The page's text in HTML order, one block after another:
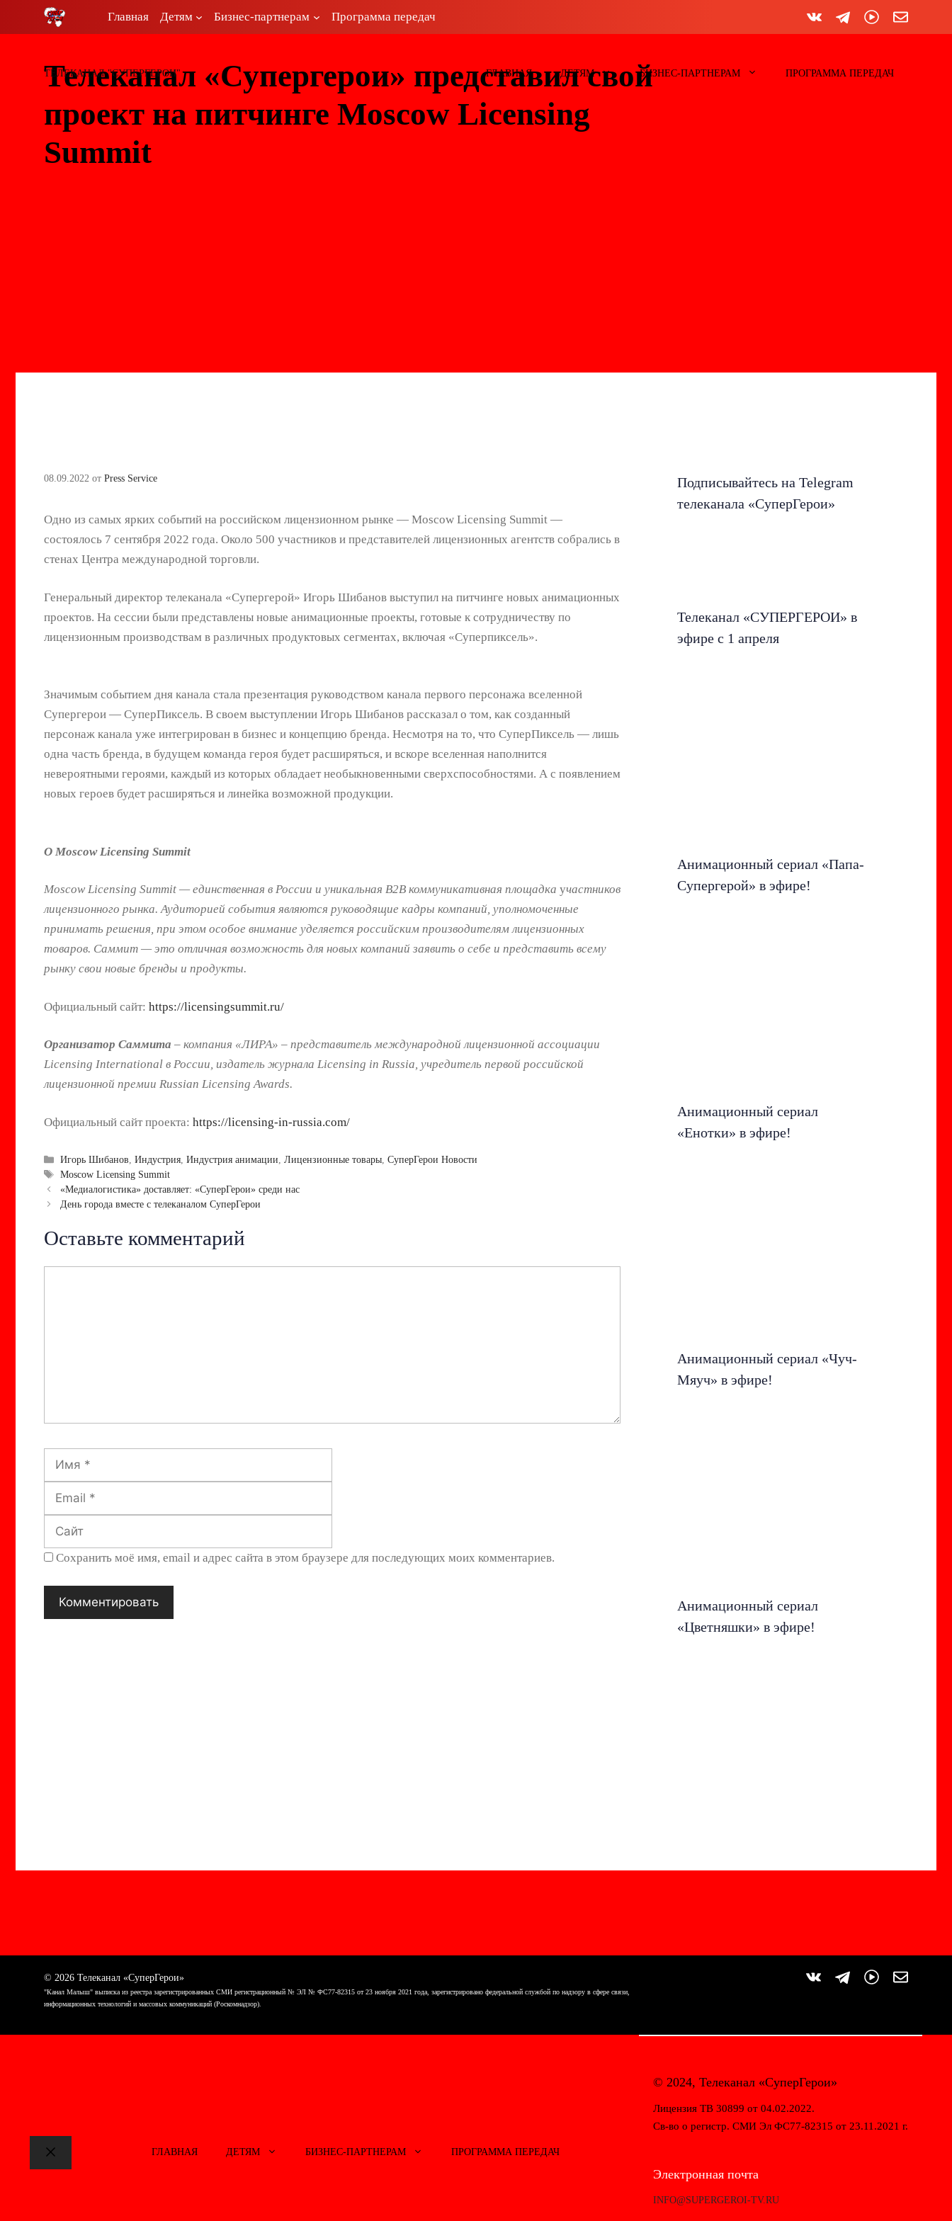
Главная Детям Бизнес-партнерам Программа передач
ТЕЛЕКАНАЛ "СУПЕРГЕРОИ" ГЛАВНАЯ ДЕТЯМ БИЗНЕС-ПАРТНЕРАМ ПРОГРАММА ПЕРЕДАЧ
Телеканал «Супергерои» представил свой
проект на питчинге Moscow Licensing
Summit
08.09.2022 от Press Service
Одно из самых ярких событий на российском лицензионном рынке — Moscow Licensing Summit —
состоялось 7 сентября 2022 года. Около 500 участников и представителей лицензионных агентств собрались в
стенах Центра международной торговли.
Генеральный директор телеканала «Супергерой» Игорь Шибанов выступил на питчинге новых анимационных
проектов. На сессии были представлены новые анимационные проекты, готовые к сотрудничеству по
лицензионным производствам в различных продуктовых сегментах, включая «Суперпиксель».
Значимым событием дня канала стала презентация руководством канала первого персонажа вселенной
Супергерои — СуперПиксель. В своем выступлении Игорь Шибанов рассказал о том, как созданный
персонаж канала уже интегрирован в бизнес и концепцию бренда. Несмотря на то, что СуперПиксель — лишь
одна часть бренда, в будущем команда героя будет расширяться, и вскоре вселенная наполнится
невероятными героями, каждый из которых обладает необыкновенными сверхспособностями. А с появлением
новых героев будет расширяться и линейка возможной продукции.
О Moscow Licensing Summit
Moscow Licensing Summit — единственная в России и уникальная B2B коммуникативная площадка участников
лицензионного рынка. Аудиторией события являются руководящие кадры компаний, уполномоченные
принимать решения, при этом особое внимание уделяется российским производителям лицензионных
товаров. Саммит — это отличная возможность для новых компаний заявить о себе и представить всему
рынку свои новые бренды и продукты.
Официальный сайт: https://licensingsummit.ru/
Организатор Саммита – компания «ЛИРА» – представитель международной лицензионной ассоциации
Licensing International в России, издатель журнала Licensing in Russia, учредитель первой российской
лицензионной премии Russian Licensing Awards.
Официальный сайт проекта: https://licensing-in-russia.com/
Рубрики
Игорь Шибанов,Индустрия,Индустрия анимации,Лицензионные товары,СуперГерои Новости
Метки
Moscow Licensing Summit
Навигация
записи
«Медиалогистика» доставляет: «СуперГерои» среди нас
День города вместе с телеканалом СуперГерои
Оставьте комментарий
Имя
Сохранить моё имя, email и адрес сайта в этом браузере для последующих моих комментариев.
Подписывайтесь на Telegram
телеканала «СуперГерои»
Телеканал «СУПЕРГЕРОИ» в
эфире с 1 апреля
Анимационный сериал «Папа-
Супергерой» в эфире!
Анимационный сериал
«Енотки» в эфире!
Анимационный сериал «Чуч-
Мяуч» в эфире!
Анимационный сериал
«Цветняшки» в эфире!
© 2026 Телеканал «СуперГерои»
"Канал Малыш" выписка из реестра зарегистрированных СМИ регистрационный № ЭЛ № ФС77-82315 от 23 ноября 2021 года, зарегистрировано федеральной службой по надзору в сфере связи,
информационных технологий и массовых коммуникаций (Роскомнадзор).
Закрыть
ГЛАВНАЯ ДЕТЯМ БИЗНЕС-ПАРТНЕРАМ ПРОГРАММА ПЕРЕДАЧ
© 2024, Телеканал «СуперГерои»
Лицензия ТВ 30899 от 04.02.2022.
Св-во о регистр. СМИ Эл ФС77-82315 от 23.11.2021 г.
Электронная почта
INFO@SUPERGEROI-TV.RU